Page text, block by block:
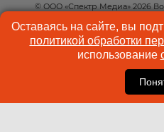
© ООО «Спектр Медиа» 2026
КОНТАКТЫ
КУКИ-ФАЙЛЫ
СОГЛАШЕНИЕ
Оставаясь на сайте, вы
политикой обработки
использование